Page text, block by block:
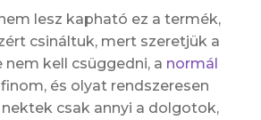
lesz kapható ez a termék,
csináltuk, mert szeretjük a
nem kell csüggedni, a normál
és olyat rendszeresen
csak annyi a dolgotok,